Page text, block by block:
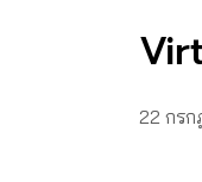
22 กร